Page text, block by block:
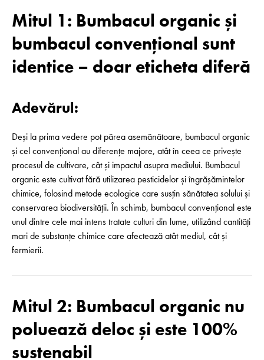
Mitul 1: Bumbacul organic și
bumbacul convențional sunt
identice – doar eticheta diferă
Adevărul:
Deși la prima vedere pot părea asemănătoare, bumbacul organic
și cel convențional au diferențe majore, atât în ceea ce privește
procesul de cultivare, cât și impactul asupra mediului. Bumbacul
organic este cultivat fără utilizarea pesticidelor și îngrășămintelor
chimice, folosind metode ecologice care susțin sănătatea solului și
conservarea biodiversităț­ii. În schimb, bumbacul convențional este
unul dintre cele mai intens tratate culturi din lume, utilizând cantități
mari de substanțe chimice care afectează atât mediul, cât și
fermierii.
Mitul 2: Bumbacul organic nu
poluează deloc și este 100%
sustenabil